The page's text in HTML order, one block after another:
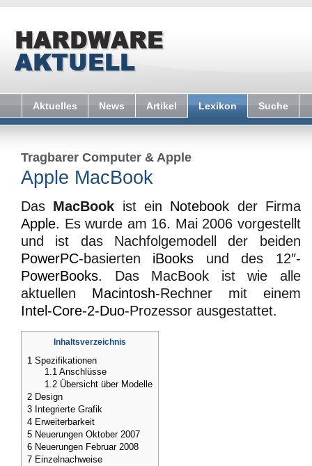
Aktuelles News Artikel Lexikon Suche
Tragbarer Computer & Apple
Apple MacBook
Das MacBook ist ein Notebook der Firma
Apple. Es wurde am 16. Mai 2006 vorgestellt
und ist das Nachfolgemodell der beiden
PowerPC-basierten iBooks und des 12″-
PowerBooks. Das MacBook ist wie alle
aktuellen Macintosh-Rechner mit einem
Intel-Core-2-Duo-Prozessor ausgestattet.
Inhaltsverzeichnis
1 Spezifikationen
1.1 Anschlüsse
1.2 Übersicht über Modelle
2 Design
3 Integrierte Grafik
4 Erweiterbarkeit
5 Neuerungen Oktober 2007
6 Neuerungen Februar 2008
7 Einzelnachweise